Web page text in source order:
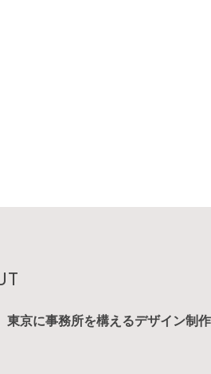
京に事務所を構えるデザイン制作